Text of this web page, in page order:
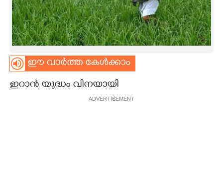
ART
CARTOONS
ഈ വാർത്ത കേൾക്കാം
ഇറാൻ യുദ്ധം വിനയായി
ADVERTISEMENT